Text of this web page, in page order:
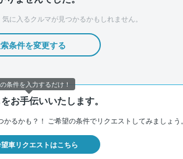
気に入るクルマが見つかるかもしれません。
条件を変更する
お手伝いいたします。
るかも？！ ご希望の条件でリクエストしてみましょう。
車リクエストはこちら
条件を入力するだけ！